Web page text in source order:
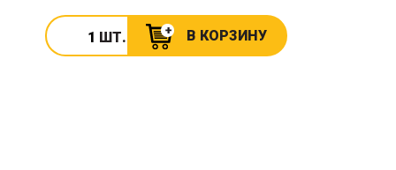
ШТ. В КОРЗИНУ